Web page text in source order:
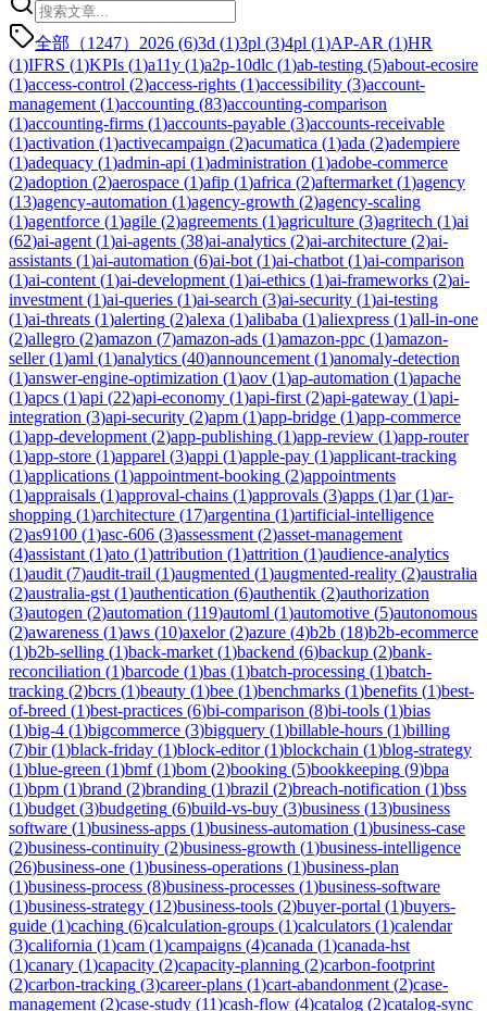
全部（1247） 2026 (6)3d (1)3pl (3)4pl (1)AP-AR (1)HR
(1)IFRS (1)KPIs (1)a11y (1)a2p-10dlc (1)ab-testing (5)about-ecosire
(1)access-control (2)access-rights (1)accessibility (3)account-
management (1)accounting (83)accounting-comparison
(1)accounting-firms (1)accounts-payable (3)accounts-receivable
(1)activation (1)activecampaign (2)acumatica (1)ada (2)adempiere
(1)adequacy (1)admin-api (1)administration (1)adobe-commerce
(2)adoption (2)aerospace (1)afip (1)africa (2)aftermarket (1)agency
(13)agency-automation (1)agency-growth (2)agency-scaling
(1)agentforce (1)agile (2)agreements (1)agriculture (3)agritech (1)ai
(62)ai-agent (1)ai-agents (38)ai-analytics (2)ai-architecture (2)ai-
assistants (1)ai-automation (6)ai-bot (1)ai-chatbot (1)ai-comparison
(1)ai-content (1)ai-development (1)ai-ethics (1)ai-frameworks (2)ai-
investment (1)ai-queries (1)ai-search (3)ai-security (1)ai-testing
(1)ai-threats (1)alerting (2)alexa (1)alibaba (1)aliexpress (1)all-in-one
(2)allegro (2)amazon (7)amazon-ads (1)amazon-ppc (1)amazon-
seller(1)aml (1)analytics (40)announcement (1)anomaly-detection
(1)answer-engine-optimization (1)aov (1)ap-automation (1)apache
(1)apcs (1)api (22)api-economy (1)api-first (2)api-gateway (1)api-
integration (3)api-security (2)apm (1)app-bridge (1)app-commerce
(1)app-development (2)app-publishing (1)app-review (1)app-router
(1)app-store (1)apparel (3)appi (1)apple-pay (1)applicant-tracking
(1)applications (1)appointment-booking (2)appointments
(1)appraisals (1)approval-chains (1)approvals (3)apps (1)ar(1)ar-
shopping (1)architecture (17)argentina (1)artificial-intelligence
(2)as9100 (1)asc-606 (3)assessment (2)asset-management
(4)assistant (1)ato (1)attribution (1)attrition (1)audience-analytics
(1)audit (7)audit-trail (1)augmented (1)augmented-reality (2)australia
(2)australia-gst (1)authentication (6)authentik (2)authorization
(3)autogen (2)automation (119)automl (1)automotive (5)autonomous
(2)awareness (1)aws (10)axelor(2)azure (4)b2b (18)b2b-ecommerce
(1)b2b-selling (1)back-market (1)backend (6)backup (2)bank-
reconciliation (1)barcode (1)bas (1)batch-processing (1)batch-
tracking (2)bcrs (1)beauty (1)bee (1)benchmarks (1)benefits (1)best-
of-breed (1)best-practices (6)bi-comparison (8)bi-tools (1)bias
(1)big-4 (1)bigcommerce (3)bigquery (1)billable-hours (1)billing
(7)bir(1)black-friday (1)block-editor(1)blockchain (1)blog-strategy
(1)blue-green (1)bmf(1)bom (2)booking (5)bookkeeping (9)bpa
(1)bpm (1)brand (2)branding (1)brazil (2)breach-notification (1)bss
(1)budget (3)budgeting (6)build-vs-buy (3)business (13)business
software (1)business-apps (1)business-automation (1)business-case
(2)business-continuity (2)business-growth (1)business-intelligence
(26)business-one (1)business-operations (1)business-plan
(1)business-process (8)business-processes (1)business-software
(1)business-strategy (12)business-tools (2)buyer-portal (1)buyers-
guide (1)caching (6)calculation-groups (1)calculators (1)calendar
(3)california (1)cam (1)campaigns (4)canada (1)canada-hst
(1)canary (1)capacity (2)capacity-planning (2)carbon-footprint
(2)carbon-tracking (3)career-plans (1)cart-abandonment (2)case-
management (2)case-study (11)cash-flow (4)catalog (2)catalog-sync